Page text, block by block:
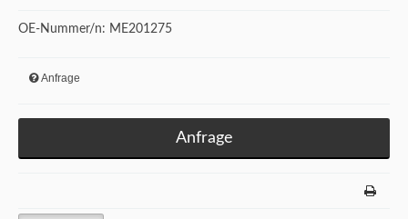
OE-Nummer/n: ME201275
Anfrage
Anfrage